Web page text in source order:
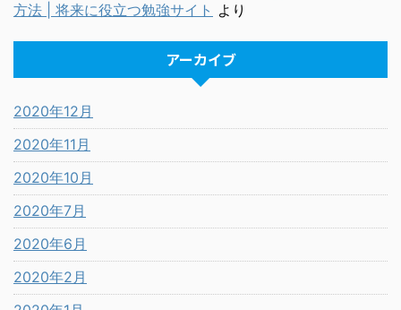
方法 | 将来に役立つ勉強サイト より
アーカイブ
2020年12月
2020年11月
2020年10月
2020年7月
2020年6月
2020年2月